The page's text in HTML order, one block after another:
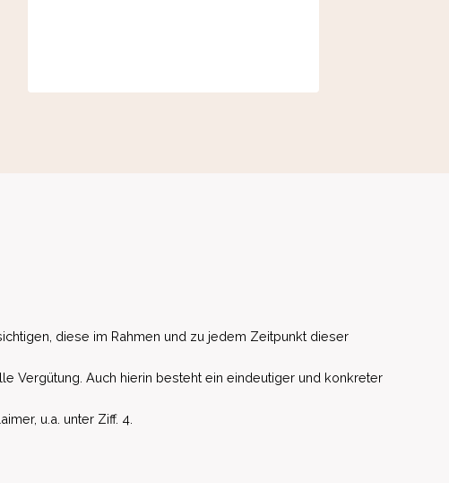
diese im Rahmen und zu jedem Zeitpunkt dieser
Vergütung. Auch hierin besteht ein eindeutiger und konkreter
u.a. unter Ziff. 4.